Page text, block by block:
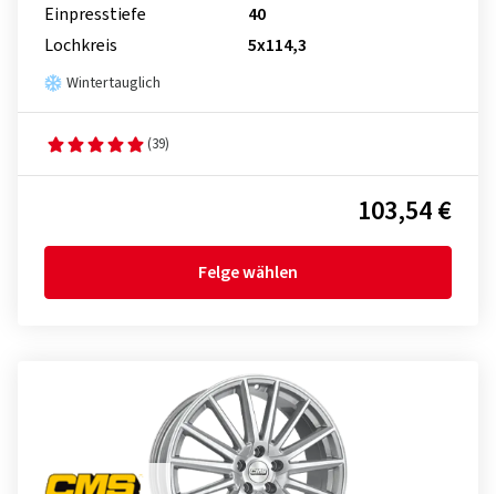
Einpresstiefe
40
Lochkreis
5x114,3
Wintertauglich
(39)
103,54 €
Felge wählen